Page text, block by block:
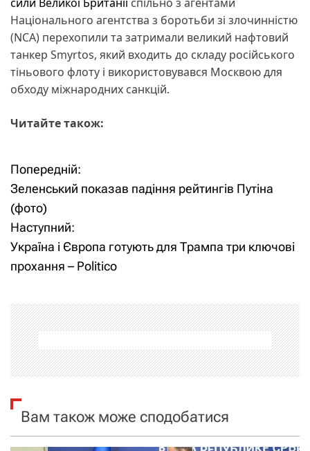
Національного агентства з боротьби зі злочинністю
(NCA) перехопили та затримали великий нафтовий
танкер Smyrtos, який входить до складу російського
тіньового флоту і використовувався Москвою для
обходу міжнародних санкцій.
Читайте також:
Н
а
в
і
а
ц
і
я
з
Попередній:
Зеленський показав падіння рейтингів Путіна
(фото)
Наступний:
Україна і Європа готують для Трампа три ключові
прохання – Politico
Вам також може сподобатися